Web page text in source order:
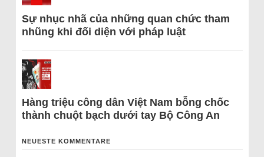
Sự nhục nhã của những quan chức tham
nhũng khi đối diện với pháp luật
Hàng triệu công dân Việt Nam bỗng chốc
thành chuột bạch dưới tay Bộ Công An
NEUESTE KOMMENTARE